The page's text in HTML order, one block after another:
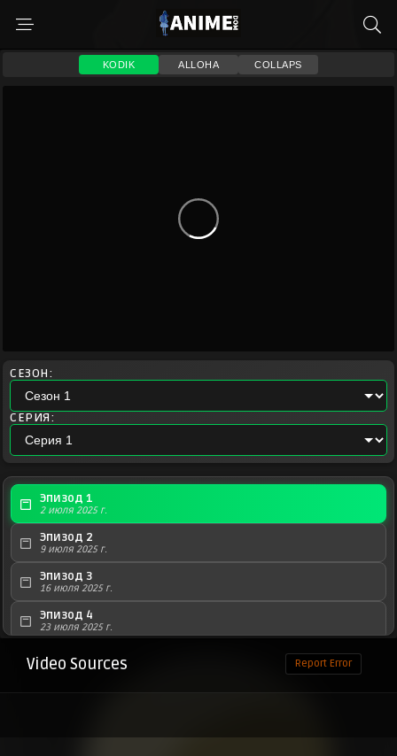
KODIK ALLOHA COLLAPS
СЕЗОН:
СЕРИЯ:
Эпизод 1
2 июля 2025 г.
Эпизод 2
9 июля 2025 г.
Эпизод 3
16 июля 2025 г.
Эпизод 4
23 июля 2025 г.
Эпизод 5
30 июля 2025 г.
Video Sources Report Error